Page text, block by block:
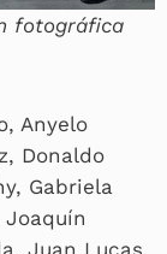
fotográfica
Anyelo
Donaldo
Gabriela
Joaquín
Juan Lucas,